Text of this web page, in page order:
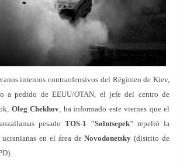
intentos contraofensivos del Régimen de Kiev,
a pedido de EEUU/OTAN, el jefe del centro de
Oleg Chekhov, ha informado este viernes que el
pesado TOS-1 "Solntsepek"repelió la
en el área deNovodonetsky (distrito de